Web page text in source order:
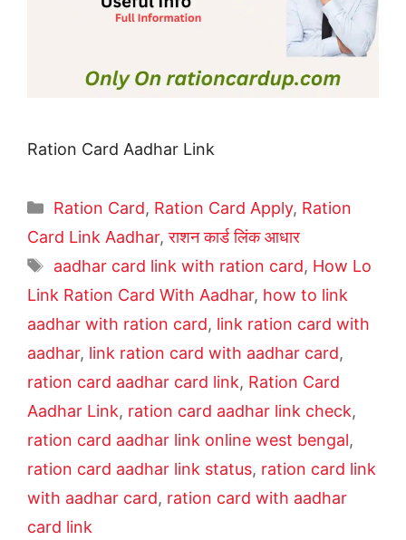
Ration Card Aadhar Link
Categories
Ration Card, Ration Card Apply, Ration
Card Link Aadhar,राशन कार्ड लिंक आधार
Tags
aadhar card link with ration card, How Lo
Link Ration Card With Aadhar, how to link
aadhar with ration card, link ration card with
aadhar, link ration card with aadhar card,
ration card aadhar card link, Ration Card
Aadhar Link, ration card aadhar link check,
ration card aadhar link online west bengal,
ration card aadhar link status, ration card link
with aadhar card, ration card with aadhar
card link